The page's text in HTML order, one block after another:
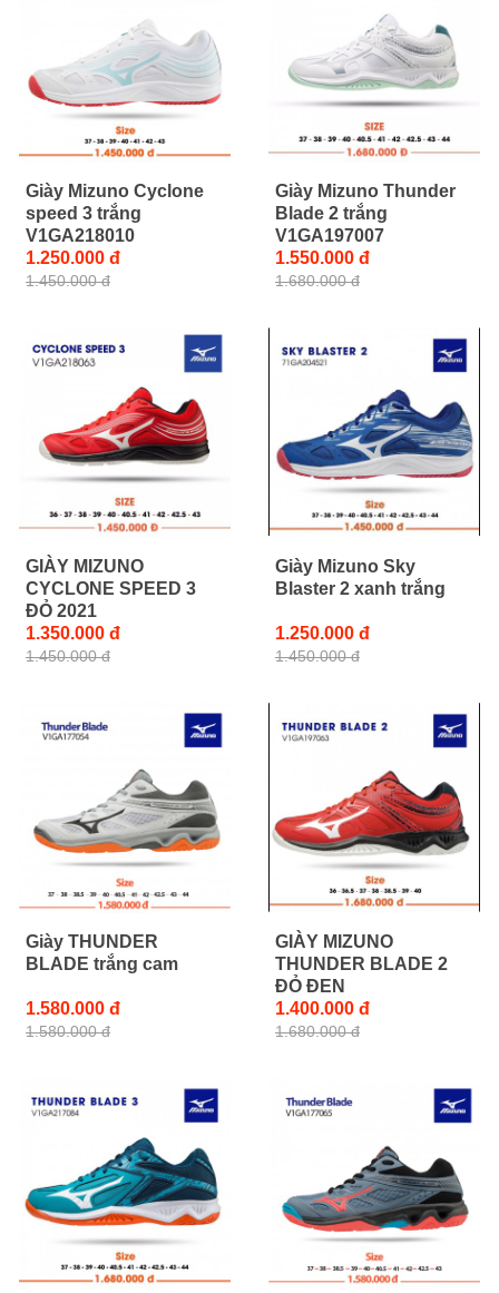
Giày Mizuno Cyclone
speed 3 trắng
V1GA218010
1.250.000 đ
1.450.000 đ
Giày Mizuno Thunder
Blade 2 trắng
V1GA197007
1.550.000 đ
1.680.000 đ
GIÀY MIZUNO
CYCLONE SPEED 3
ĐỎ 2021
1.350.000 đ
1.450.000 đ
Giày Mizuno Sky
Blaster 2 xanh trắng
1.250.000 đ
1.450.000 đ
Giày THUNDER
BLADE trắng cam
1.580.000 đ
1.580.000 đ
GIÀY MIZUNO
THUNDER BLADE 2
ĐỎ ĐEN
1.400.000 đ
1.680.000 đ